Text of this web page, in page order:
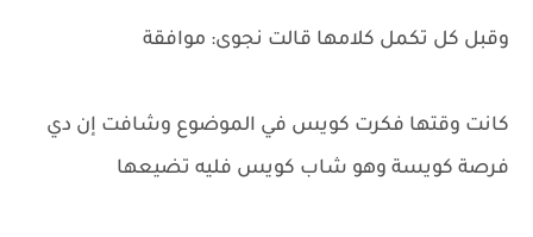
وقبل كل تكمل كلامها قالت نجوى: موافقة
كانت وقتها فكرت كويس في الموضوع وشافت إن دي
فرصة كويسة وهو شاب كويس فليه تضيعها